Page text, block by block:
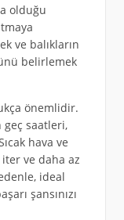
olduğu
ve balıkların
belirlemek
önemlidir.
geç saatleri,
hava ve
iter ve daha az
ideal
şansınızı